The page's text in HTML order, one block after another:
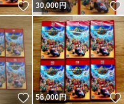
いいね！
30,000円
いいね！
56,000円